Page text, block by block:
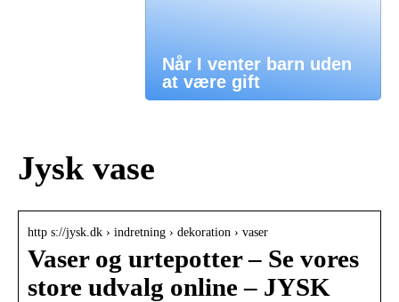
Når I venter barn uden
at være gift
Jysk vase
http s://jysk.dk › indretning › dekoration › vaser
Vaser og urtepotter – Se vores
store udvalg online – JYSK